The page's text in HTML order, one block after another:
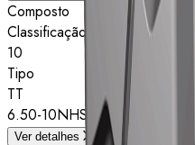
Composto
Classificação de estrelas
10
Tipo
TT
6.50-10NHS
Ver detalhes